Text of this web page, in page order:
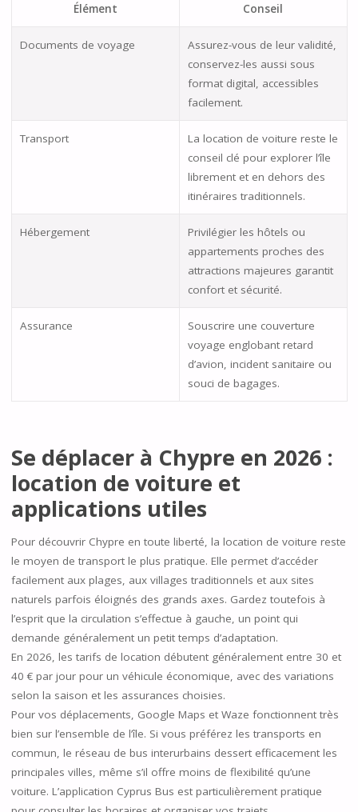
Élément Conseil
Documents de voyage
Assurez-vous de leur validité,
conservez-les aussi sous
format digital, accessibles
facilement.
Transport
La location de voiture reste le
conseil clé pour explorer l’île
librement et en dehors des
itinéraires traditionnels.
Hébergement
Privilégier les hôtels ou
appartements proches des
attractions majeures garantit
confort et sécurité.
Assurance
Souscrire une couverture
voyage englobant retard
d’avion, incident sanitaire ou
souci de bagages.
Se déplacer à Chypre en 2026 :
location de voiture et
applications utiles
Pour découvrir Chypre en toute liberté, la location de voiture reste
le moyen de transport le plus pratique. Elle permet d’accéder
facilement aux plages, aux villages traditionnels et aux sites
naturels parfois éloignés des grands axes. Gardez toutefois à
l’esprit que la circulation s’effectue à gauche, un point qui
demande généralement un petit temps d’adaptation.
En 2026, les tarifs de location débutent généralement entre 30 et
40 € par jour pour un véhicule économique, avec des variations
selon la saison et les assurances choisies.
Pour vos déplacements, Google Maps et Waze fonctionnent très
bien sur l’ensemble de l’île. Si vous préférez les transports en
commun, le réseau de bus interurbains dessert efficacement les
principales villes, même s’il offre moins de flexibilité qu’une
voiture. L’application Cyprus Bus est particulièrement pratique